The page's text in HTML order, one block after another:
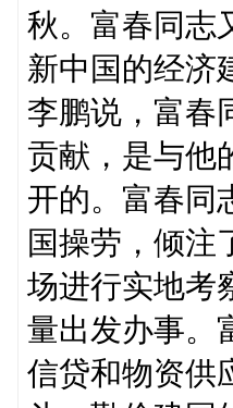
秋。富春同志
新中国的经济
李鹏说，富春
贡献，是与他
开的。富春同
国操劳，倾注
场进行实地考
量出发办事。
信贷和物资供